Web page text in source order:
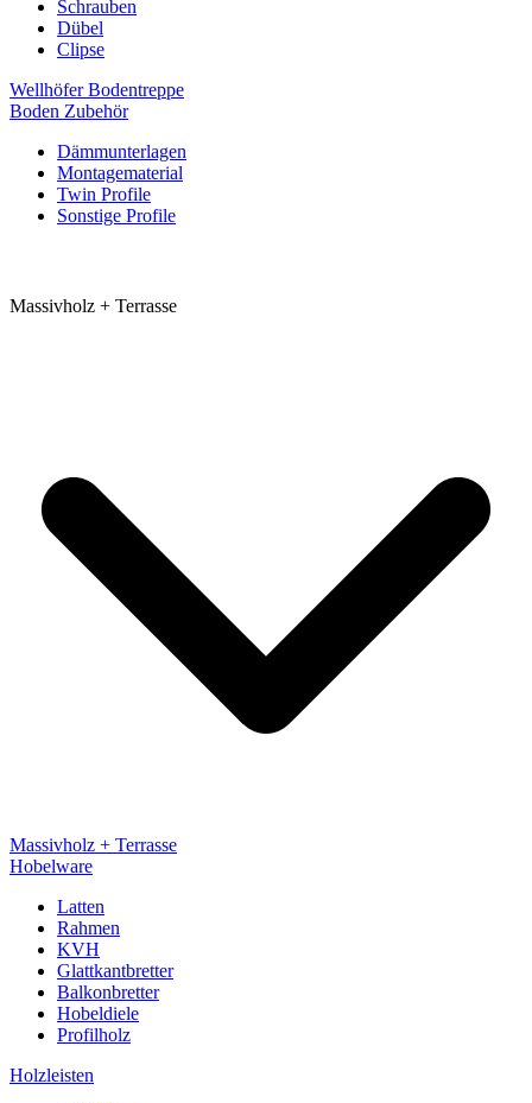
Schrauben
Dübel
Clipse
Wellhöfer Bodentreppe
Boden Zubehör
Dämmunterlagen
Montagematerial
Twin Profile
Sonstige Profile
Massivholz + Terrasse
Massivholz + Terrasse
Hobelware
Latten
Rahmen
KVH
Glattkantbretter
Balkonbretter
Hobeldiele
Profilholz
Holzleisten